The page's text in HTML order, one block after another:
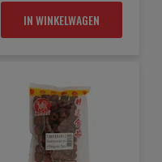
IN WINKELWAGEN